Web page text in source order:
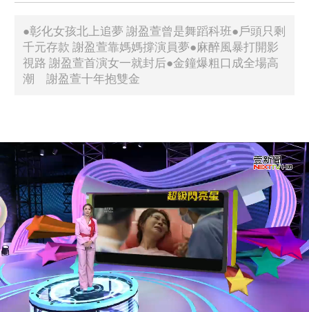
●彰化女孩北上追夢 謝盈萱曾是舞蹈科班●戶頭只剩
千元存款 謝盈萱靠媽媽撐演員夢●麻醉風暴打開影
視路 謝盈萱首演女一就封后●金鐘爆粗口成全場高
潮 謝盈萱十年抱雙金